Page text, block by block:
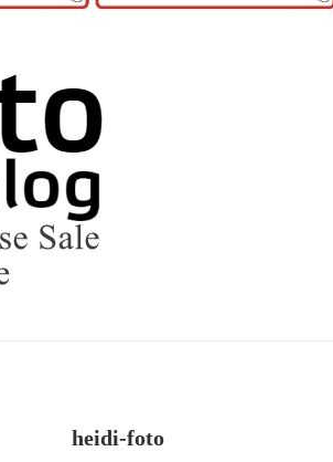
heidi-foto